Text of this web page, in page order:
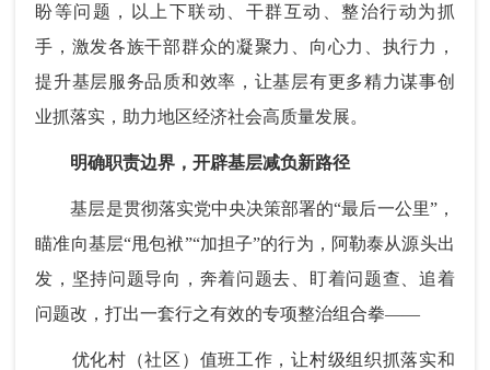
盼等问题，以上下联动、干群互动、整治行动为抓
手，激发各族干部群众的凝聚力、向心力、执行力，
提升基层服务品质和效率，让基层有更多精力谋事创
业抓落实，助力地区经济社会高质量发展。
明确职责边界，开辟基层减负新路径
基层是贯彻落实党中央决策部署的“最后一公里”，
瞄准向基层“甩包袱”“加担子”的行为，阿勒泰从源头出
发，坚持问题导向，奔着问题去、盯着问题查、追着
问题改，打出一套行之有效的专项整治组合拳——
优化村（社区）值班工作，让村级组织抓落实和